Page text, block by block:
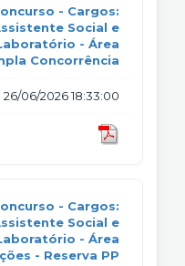
- Cargos:
Social e
- Área
Concorrência
26/06/2026 18:33:00
- Cargos:
Social e
- Área
- Reserva PP